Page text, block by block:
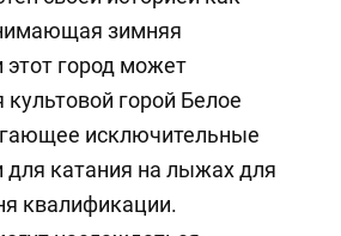
зимняя
город может
культовой горой Белое
исключительные
для катания на лыжах для
квалификации.